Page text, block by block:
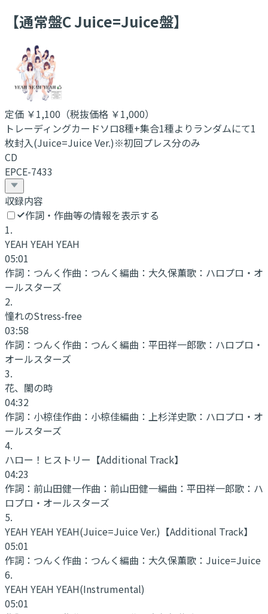
【通常盤C Juice=Juice盤】
定価 ￥1,100 （税抜価格 ￥1,000）
トレーディングカードソロ8種+集合1種よりランダムにて1
枚封入(Juice=Juice Ver.)※初回プレス分のみ
CD
EPCE-7433
収録内容
作詞・作曲等の情報を表示する
1.
YEAH YEAH YEAH
05:01
作詞： つんく作曲： つんく編曲： 大久保薫歌： ハロプロ・オ
ールスターズ
2.
憧れのStress-free
03:58
作詞： つんく作曲： つんく編曲： 平田祥一郎歌： ハロプロ・
オールスターズ
3.
花、闌の時
04:32
作詞： 小椋佳作曲： 小椋佳編曲： 上杉洋史歌： ハロプロ・オ
ールスターズ
4.
ハロー！ヒストリー 【Additional Track】
04:23
作詞： 前山田健一作曲： 前山田健一編曲： 平田祥一郎歌： ハ
ロプロ・オールスターズ
5.
YEAH YEAH YEAH(Juice=Juice Ver.)【Additional Track】
05:01
作詞： つんく作曲： つんく編曲： 大久保薫歌： Juice=Juice
6.
YEAH YEAH YEAH(Instrumental)
05:01